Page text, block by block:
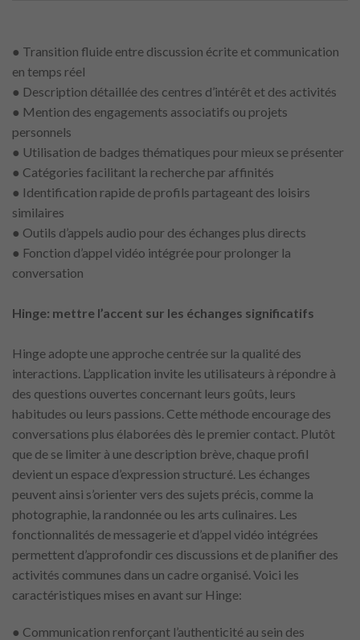
● Transition fluide entre discussion écrite et communication
en temps réel
● Description détaillée des centres d’intérêt et des activités
● Mention des engagements associatifs ou projets
personnels
● Utilisation de badges thématiques pour mieux se présenter
● Catégories facilitant la recherche par affinités
● Identification rapide de profils partageant des loisirs
similaires
● Outils d’appels audio pour des échanges plus directs
● Fonction d’appel vidéo intégrée pour prolonger la
conversation
Hinge: mettre l’accent sur les échanges significatifs
Hinge adopte une approche centrée sur la qualité des
interactions. L’application invite les utilisateurs à répondre à
des questions ouvertes concernant leurs goûts, leurs
habitudes ou leurs passions. Cette méthode encourage des
conversations plus élaborées dès le premier contact. Plutôt
que de se limiter à une description brève, chaque profil
devient un espace d’expression structuré. Les échanges
peuvent ainsi s’orienter vers des sujets précis, comme la
photographie, la randonnée ou les arts culinaires. Les
fonctionnalités de messagerie et d’appel vidéo intégrées
permettent d’approfondir ces discussions et de planifier des
activités communes dans un cadre organisé. Voici les
caractéristiques mises en avant sur Hinge:
● Communication renforçant l’authenticité au sein des